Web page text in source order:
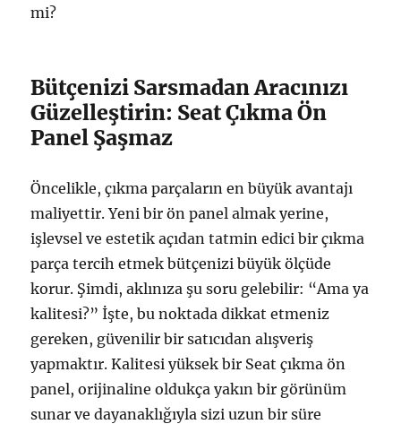
mi?
Bütçenizi Sarsmadan Aracınızı
Güzelleştirin: Seat Çıkma Ön
Panel Şaşmaz
Öncelikle, çıkma parçaların en büyük avantajı
maliyettir. Yeni bir ön panel almak yerine,
işlevsel ve estetik açıdan tatmin edici bir çıkma
parça tercih etmek bütçenizi büyük ölçüde
korur. Şimdi, aklınıza şu soru gelebilir: “Ama ya
kalitesi?” İşte, bu noktada dikkat etmeniz
gereken, güvenilir bir satıcıdan alışveriş
yapmaktır. Kalitesi yüksek bir Seat çıkma ön
panel, orijinaline oldukça yakın bir görünüm
sunar ve dayanaklığıyla sizi uzun bir süre